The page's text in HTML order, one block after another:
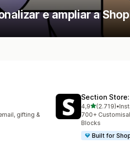
e ampliar a
gifting &
Section
4,9de 5 estrelas
(2.719)
2719 total de•
700+
Blocks
Built for